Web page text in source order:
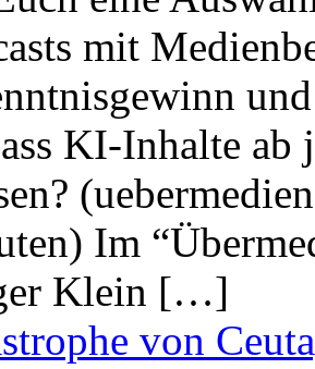
mit
KI-Inhalte ab
Im
Klein […]
von